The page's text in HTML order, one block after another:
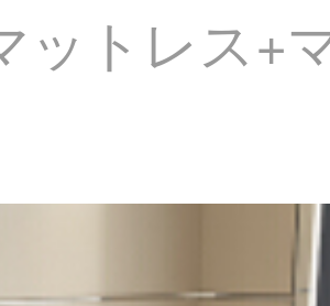
ットレス+